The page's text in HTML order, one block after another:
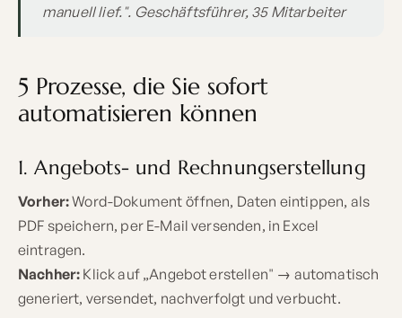
manuell lief.". Geschäftsführer, 35 Mitarbeiter
5 Prozesse, die Sie sofort
automatisieren können
1. Angebots- und Rechnungserstellung
Vorher:Word-Dokument öffnen, Daten eintippen, als
PDF speichern, per E-Mail versenden, in Excel
eintragen.
Nachher: Klick auf „Angebot erstellen" → automatisch
generiert, versendet, nachverfolgt und verbucht.